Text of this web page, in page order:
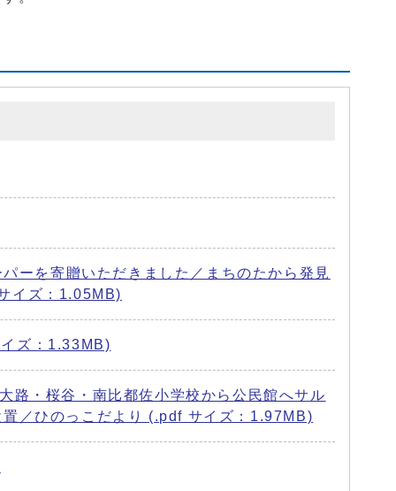
ーを寄贈いただきました／まちのたから発見
イズ：1.05MB)
ズ：1.33MB)
路・桜谷・南比都佐小学校から公民館へサル
／ひのっこだより (.pdf サイズ：1.97MB)